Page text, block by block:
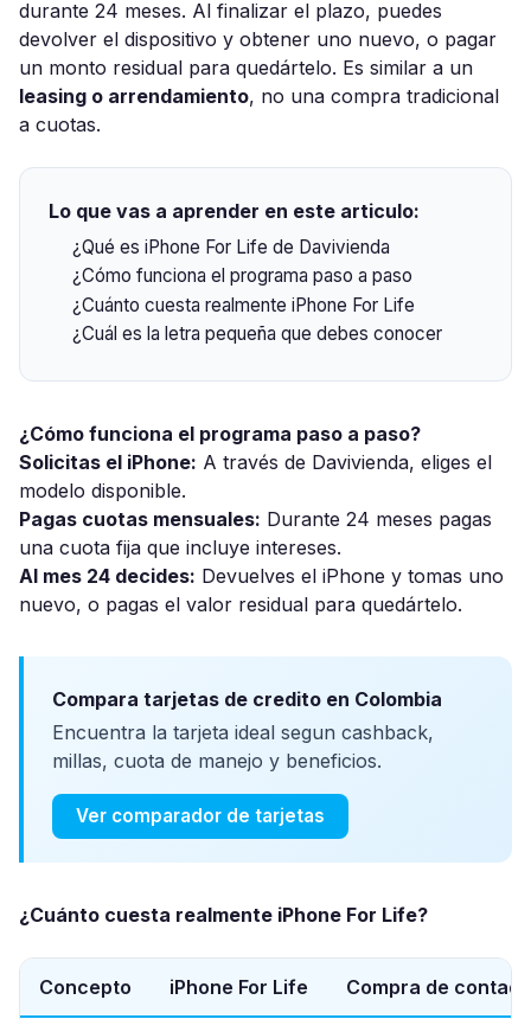
durante 24 meses. Al finalizar el plazo, puedes
devolver el dispositivo y obtener uno nuevo, o pagar
un monto residual para quedártelo. Es similar a un
leasing o arrendamiento, no una compra tradicional
a cuotas.
Lo que vas a aprender en este articulo:
¿Qué es iPhone For Life de Davivienda
¿Cómo funciona el programa paso a paso
¿Cuánto cuesta realmente iPhone For Life
¿Cuál es la letra pequeña que debes conocer
¿Cómo funciona el programa paso a paso?
Solicitas el iPhone: A través de Davivienda, eliges el
modelo disponible.
Pagas cuotas mensuales: Durante 24 meses pagas
una cuota fija que incluye intereses.
Al mes 24 decides: Devuelves el iPhone y tomas uno
nuevo, o pagas el valor residual para quedártelo.
Compara tarjetas de credito en Colombia
Encuentra la tarjeta ideal segun cashback,
millas, cuota de manejo y beneficios.
Ver comparador de tarjetas
¿Cuánto cuesta realmente iPhone For Life?
Concepto iPhone For Life Compra de contado